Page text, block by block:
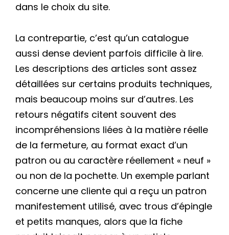
dans le choix du site.
La contrepartie, c’est qu’un catalogue
aussi dense devient parfois difficile à lire.
Les descriptions des articles sont assez
détaillées sur certains produits techniques,
mais beaucoup moins sur d’autres. Les
retours négatifs citent souvent des
incompréhensions liées à la matière réelle
de la fermeture, au format exact d’un
patron ou au caractère réellement « neuf »
ou non de la pochette. Un exemple parlant
concerne une cliente qui a reçu un patron
manifestement utilisé, avec trous d’épingle
et petits manques, alors que la fiche